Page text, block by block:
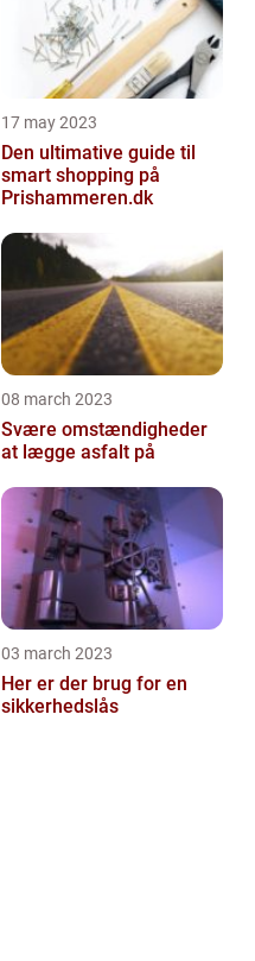
17 may 2023
Den ultimative guide til
smart shopping på
Prishammeren.dk
08 march 2023
Svære omstændigheder
at lægge asfalt på
03 march 2023
Her er der brug for en
sikkerhedslås